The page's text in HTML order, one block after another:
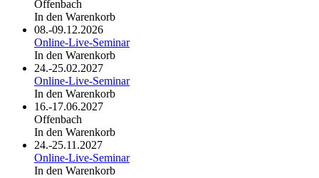
Offenbach
In den Warenkorb
08.-09.12.2026
Online-Live-Seminar
In den Warenkorb
24.-25.02.2027
Online-Live-Seminar
In den Warenkorb
16.-17.06.2027
Offenbach
In den Warenkorb
24.-25.11.2027
Online-Live-Seminar
In den Warenkorb